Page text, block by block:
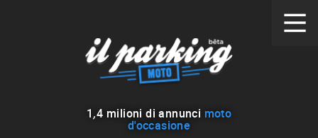
1,4 milioni di annunci moto
d'occasione